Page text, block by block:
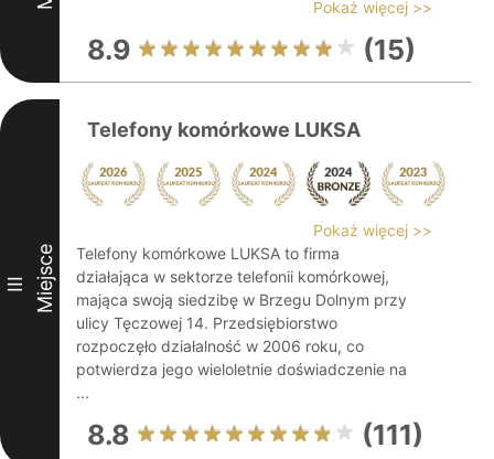
Pokaż więcej >>
8.9 (15)
III Miejsce
Telefony komórkowe LUKSA
Pokaż więcej >>
Telefony komórkowe LUKSA to firma
działająca w sektorze telefonii komórkowej,
mająca swoją siedzibę w Brzegu Dolnym przy
ulicy Tęczowej 14. Przedsiębiorstwo
rozpoczęło działalność w 2006 roku, co
potwierdza jego wieloletnie doświadczenie na
...
8.8 (111)